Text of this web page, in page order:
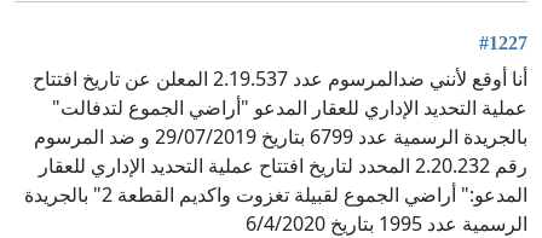
#1227
أنا أوقع لأنني ضدالمرسوم عدد 2.19.537 المعلن عن تاريخ افتتاح
عملية التحديد الإداري للعقار المدعو "أراضي الجموع لتدفالت"
بالجريدة الرسمية عدد 6799 بتاريخ 29/07/2019 و ضد المرسوم
رقم 2.20.232 المحدد لتاريخ افتتاح عملية التحديد الإداري للعقار
المدعو:" أراضي الجموع لقبيلة تغزوت واكديم القطعة 2" بالجريدة
الرسمية عدد 1995 بتاريخ 6/4/2020